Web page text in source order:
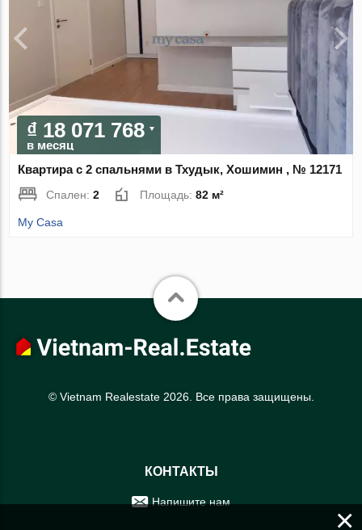
₫ 18 071 768
в месяц
Квартира с 2 спальнями в Тхудык, Хошимин , № 12171
Спален:2 Площадь:82 м²
My Casa
© Vietnam Realestate 2026. Все права защищены.
КОНТАКТЫ
Напишите нам
×